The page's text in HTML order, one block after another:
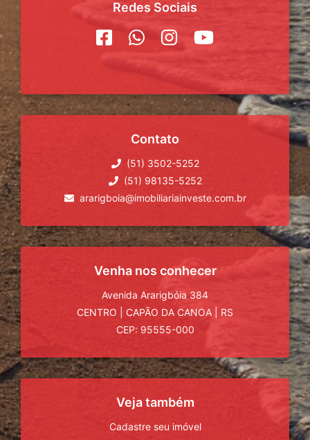
Redes Sociais
Contato
(51) 3502-5252
(51) 98135-5252
ararigboia@imobiliariainveste.com.br
Venha nos conhecer
Avenida Ararigbóia 384
CENTRO
CAPÃO DA CANOA
RS
CEP: 95555-000
Veja também
Cadastre seu imóvel